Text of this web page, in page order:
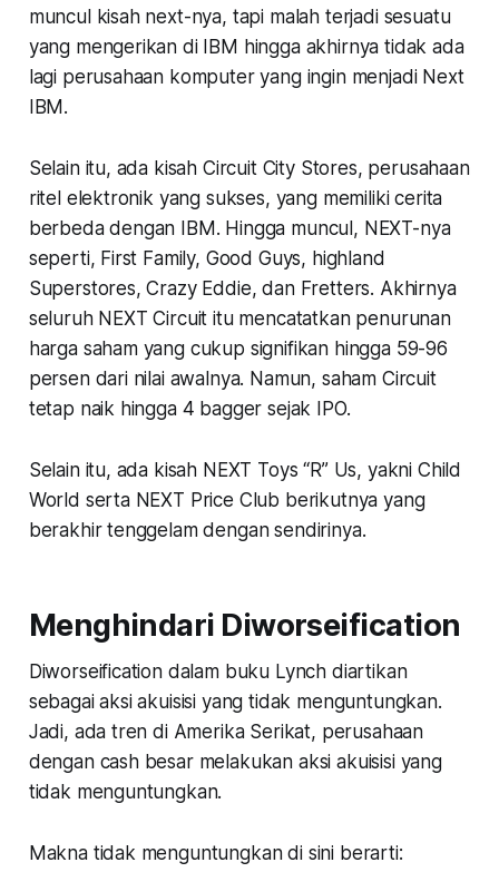
muncul kisah next-nya, tapi malah terjadi sesuatu
yang mengerikan di IBM hingga akhirnya tidak ada
lagi perusahaan komputer yang ingin menjadi Next
IBM.
Selain itu, ada kisah Circuit City Stores, perusahaan
ritel elektronik yang sukses, yang memiliki cerita
berbeda dengan IBM. Hingga muncul, NEXT-nya
seperti, First Family, Good Guys, highland
Superstores, Crazy Eddie, dan Fretters. Akhirnya
seluruh NEXT Circuit itu mencatatkan penurunan
harga saham yang cukup signifikan hingga 59-96
persen dari nilai awalnya. Namun, saham Circuit
tetap naik hingga 4 bagger sejak IPO.
Selain itu, ada kisah NEXT Toys “R” Us, yakni Child
World serta NEXT Price Club berikutnya yang
berakhir tenggelam dengan sendirinya.
Menghindari Diworseification
Diworseification dalam buku Lynch diartikan
sebagai aksi akuisisi yang tidak menguntungkan.
Jadi, ada tren di Amerika Serikat, perusahaan
dengan cash besar melakukan aksi akuisisi yang
tidak menguntungkan.
Makna tidak menguntungkan di sini berarti: